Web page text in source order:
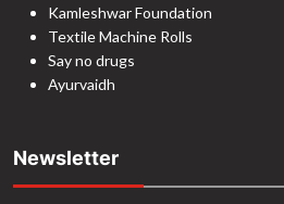
Kamleshwar Foundation
Textile Machine Rolls
Say no drugs
Ayurvaidh
Newsletter